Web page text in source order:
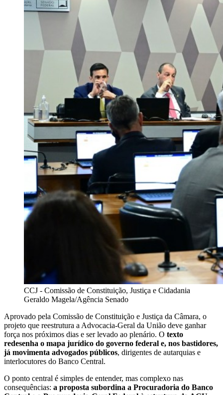
CCJ - Comissão de Constituição, Justiça e Cidadania
Geraldo Magela/Agência Senado
Aprovado pela Comissão de Constituição e Justiça da Câmara, o
projeto que reestrutura a Advocacia-Geral da União deve ganhar
força nos próximos dias e ser levado ao plenário. O texto
redesenha o mapa jurídico do governo federal e, nos bastidores,
já movimenta advogados públicos, dirigentes de autarquias e
interlocutores do Banco Central.
O ponto central é simples de entender, mas complexo nas
consequências: a proposta subordina a Procuradoria do Banco